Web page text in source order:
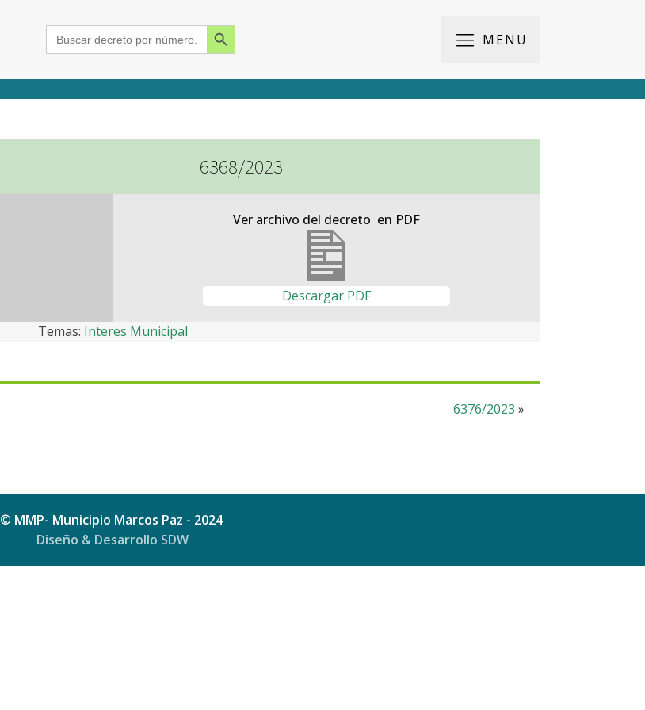
Search
for:
Search Button
MENU
2018
2017
2016
2015
6368/2023
Ver archivo del decreto en PDF
Descargar PDF
Temas: Interes Municipal
6376/2023 »
© MMP- Municipio Marcos Paz - 2024
Diseño & Desarrollo SDW